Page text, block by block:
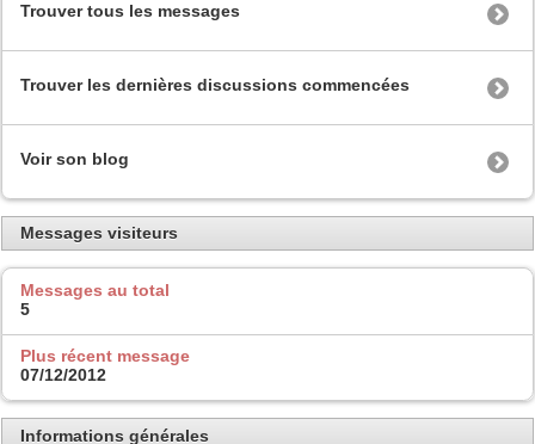
Trouver tous les messages
Trouver les dernières discussions commencées
Voir son blog
Messages visiteurs
Messages au total
5
Plus récent message
07/12/2012
Informations générales